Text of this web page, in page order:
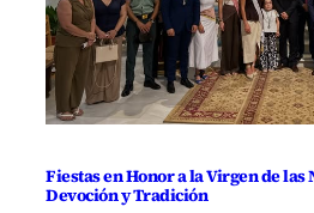
Fiestas en Honor a la Virgen de las
Devoción y Tradición